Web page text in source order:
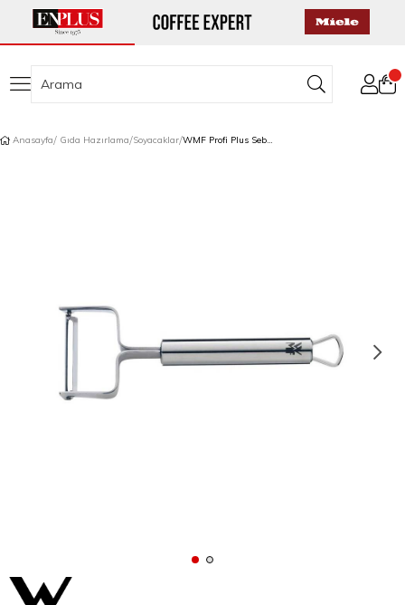
Anasayfa Gıda Hazırlama Soyacaklar WMF Profi Plus Sebze/Meyve Soyacağı